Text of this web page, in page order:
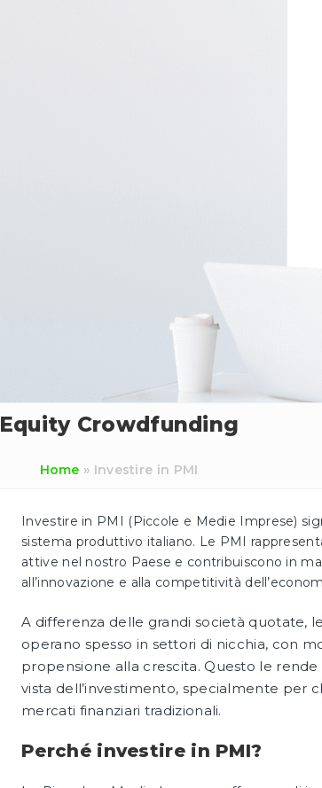
Equity Crowdfunding
Home » Investire in PMI
Investire in PMI (Piccole e Medie Imprese)
sistema produttivo italiano. Le PMI
attive nel nostro Paese e contribuiscono in
all’innovazione e alla competitività
A differenza delle grandi società quotate,
operano spesso in settori di nicchia, con
propensione alla crescita. Questo le
vista dell’investimento, specialmente per
mercati finanziari tradizionali.
Perché investire in PMI?